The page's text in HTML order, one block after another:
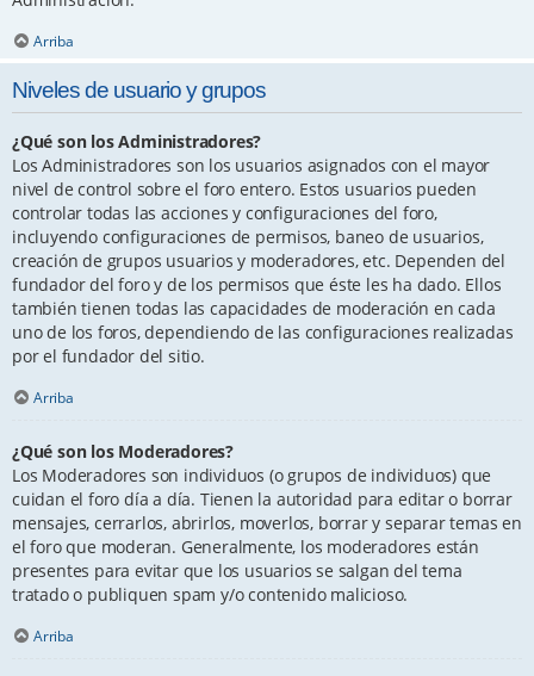
Arriba
Niveles de usuario y grupos
¿Qué son los Administradores?
Los Administradores son los usuarios asignados con el mayor
nivel de control sobre el foro entero. Estos usuarios pueden
controlar todas las acciones y configuraciones del foro,
incluyendo configuraciones de permisos, baneo de usuarios,
creación de grupos usuarios y moderadores, etc. Dependen del
fundador del foro y de los permisos que éste les ha dado. Ellos
también tienen todas las capacidades de moderación en cada
uno de los foros, dependiendo de las configuraciones realizadas
por el fundador del sitio.
Arriba
¿Qué son los Moderadores?
Los Moderadores son individuos (o grupos de individuos) que
cuidan el foro día a día. Tienen la autoridad para editar o borrar
mensajes, cerrarlos, abrirlos, moverlos, borrar y separar temas en
el foro que moderan. Generalmente, los moderadores están
presentes para evitar que los usuarios se salgan del tema
tratado o publiquen spam y/o contenido malicioso.
Arriba